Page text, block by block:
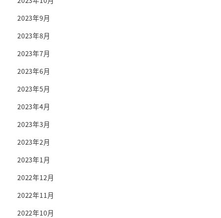
2023年9月
2023年8月
2023年7月
2023年6月
2023年5月
2023年4月
2023年3月
2023年2月
2023年1月
2022年12月
2022年11月
2022年10月